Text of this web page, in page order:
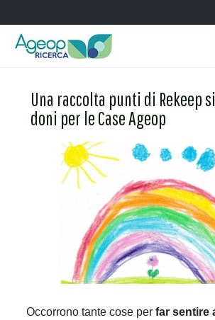
Una raccolta punti di Rekeep
doni per le Case Ageop
Occorrono tante cose per far sentire